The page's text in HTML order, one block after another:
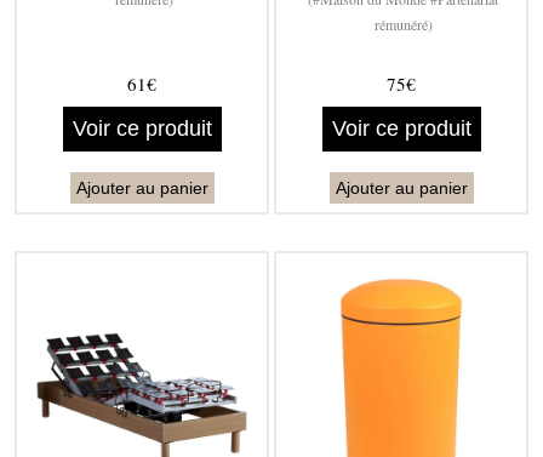
61€
Voir ce produit
Ajouter au panier
rémunéré)
75€
Voir ce produit
Ajouter au panier